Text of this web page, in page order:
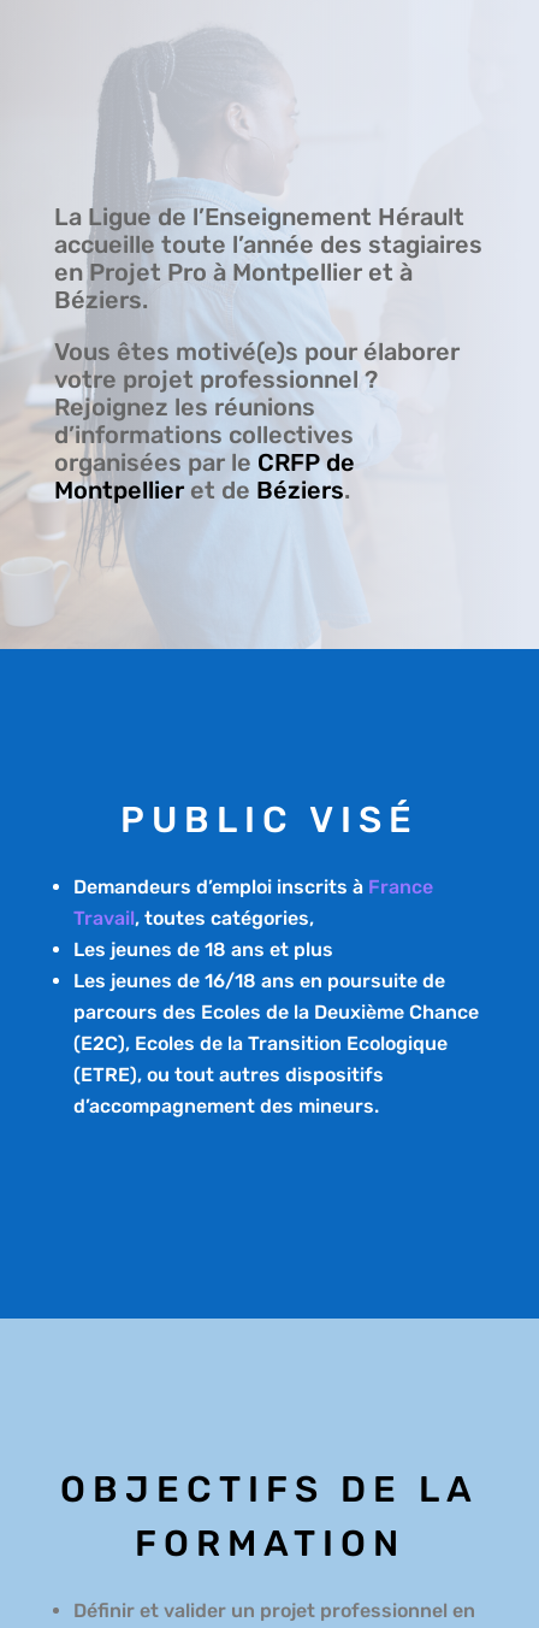
La Ligue de l’Enseignement Hérault
accueille toute l’année des stagiaires
en Projet Pro à Montpellier et à
Béziers.
Vous êtes motivé(e)s pour élaborer
votre projet professionnel ?
Rejoignez les réunions
d’informations collectives
organisées par le CRFP de
Montpellieret de Béziers.
PUBLIC VISÉ
Demandeurs d’emploi inscrits à France
Travail, toutes catégories,
Les jeunes de 18 ans et plus
Les jeunes de 16/18 ans en poursuite de
parcours des Ecoles de la Deuxième Chance
(E2C), Ecoles de la Transition Ecologique
(ETRE), ou tout autres dispositifs
d’accompagnement des mineurs.
OBJECTIFS DE LA
FORMATION
Définir et valider un projet professionnel en